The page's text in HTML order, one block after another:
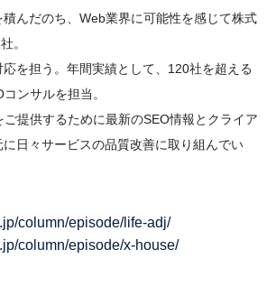
んだのち、Web業界に可能性を感じて株式
。
を担う。年間実績として、120社を超える
ンサルを担当。
ご提供するために最新のSEO情報とクライア
に日々サービスの品質改善に取り組んでい
column/episode/life-adj/
column/episode/x-house/